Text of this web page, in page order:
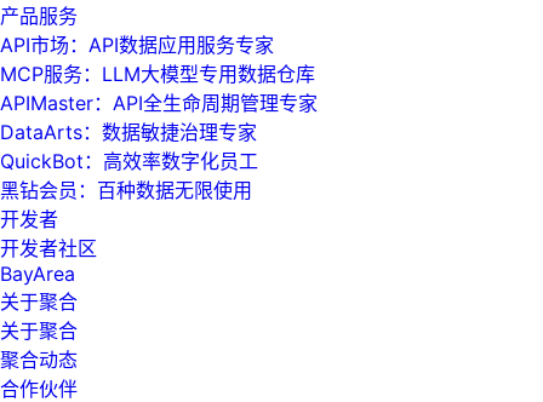
产品服务
API市场：API数据应用服务专家
MCP服务：LLM大模型专用数据仓库
APIMaster：API全生命周期管理专家
DataArts：数据敏捷治理专家
QuickBot：高效率数字化员工
黑钻会员：百种数据无限使用
开发者
开发者社区
BayArea
关于聚合
关于聚合
聚合动态
合作伙伴